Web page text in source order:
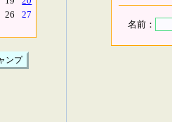
26
27
名前：